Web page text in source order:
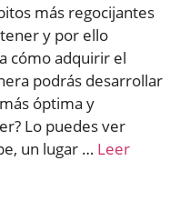
más regocijantes
y por ello
cómo adquirir el
podrás desarrollar
óptima y
Lo puedes ver
un lugar … Leer